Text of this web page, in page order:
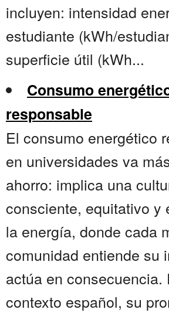
incluyen: intensidad
estudiante (kWh/
superficie útil (kWh...
Consumo
responsable
El consumo energético
en universidades va
ahorro: implica una
consciente, equitativo y
la energía, donde cada
comunidad entiende su
actúa en consecuencia.
contexto español, su